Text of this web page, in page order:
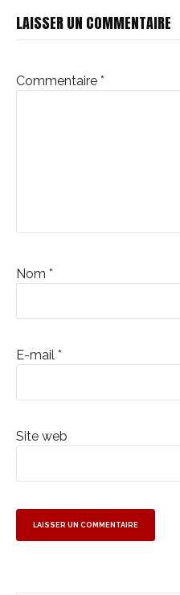
suite
LAISSER UN COMMENTAIRE
Commentaire *
Nom *
E-mail *
Site web